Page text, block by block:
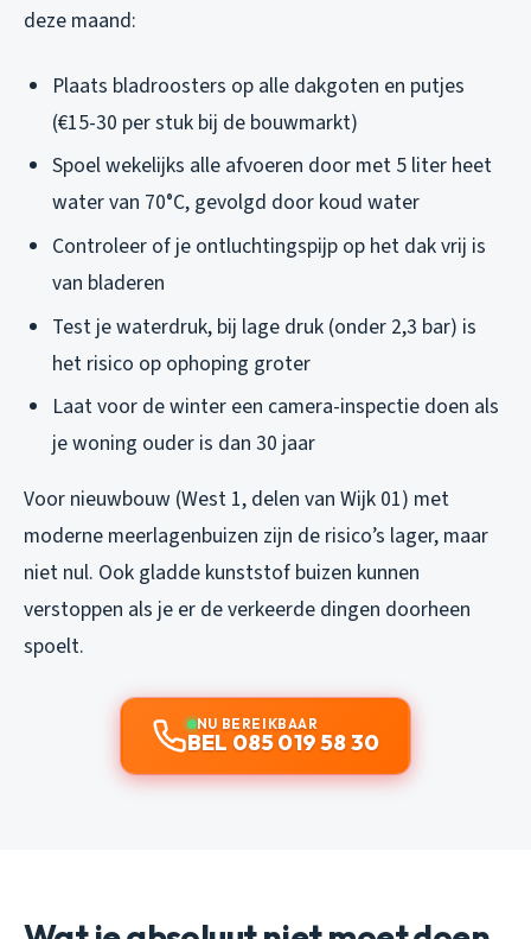
deze maand:
Plaats bladroosters op alle dakgoten en putjes
(€15-30 per stuk bij de bouwmarkt)
Spoel wekelijks alle afvoeren door met 5 liter heet
water van 70°C, gevolgd door koud water
Controleer of je ontluchtingspijp op het dak vrij is
van bladeren
Test je waterdruk, bij lage druk (onder 2,3 bar) is
het risico op ophoping groter
Laat voor de winter een camera-inspectie doen als
je woning ouder is dan 30 jaar
Voor nieuwbouw (West 1, delen van Wijk 01) met
moderne meerlagenbuizen zijn de risico’s lager, maar
niet nul. Ook gladde kunststof buizen kunnen
verstoppen als je er de verkeerde dingen doorheen
spoelt.
NU BEREIKBAAR
BEL 085 019 58 30